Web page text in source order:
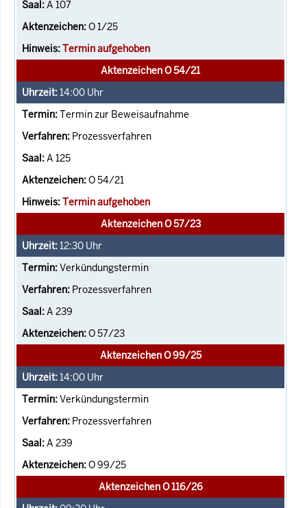
A 107
O 1/25
Termin aufgehoben
Aktenzeichen O 54/21
14:00 Uhr
Termin zur Beweisaufnahme
Prozessverfahren
A 125
O 54/21
Termin aufgehoben
Aktenzeichen O 57/23
12:30 Uhr
Verkündungstermin
Prozessverfahren
A 239
O 57/23
Aktenzeichen O 99/25
14:00 Uhr
Verkündungstermin
Prozessverfahren
A 239
O 99/25
Aktenzeichen O 116/26